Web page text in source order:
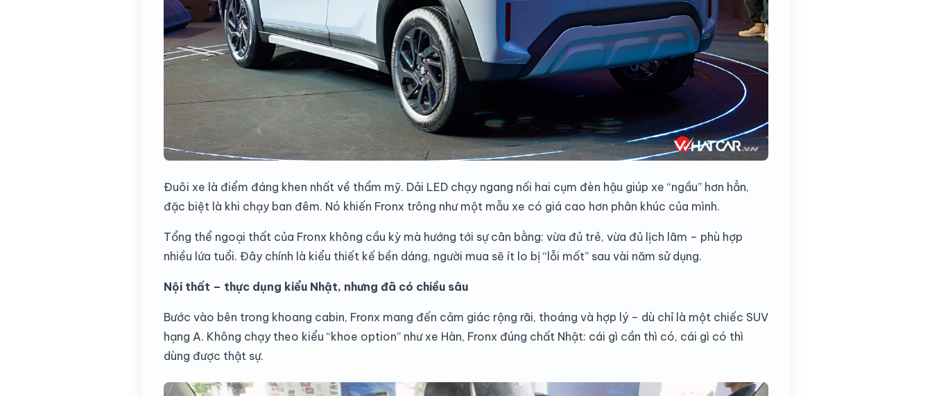
Đuôi xe là điểm đáng khen nhất về thẩm mỹ. Dải LED chạy ngang nối hai cụm đèn hậu giúp xe “ngầu” hơn hẳn,
đặc biệt là khi chạy ban đêm. Nó khiến Fronx trông như một mẫu xe có giá cao hơn phân khúc của mình.
Tổng thể ngoại thất của Fronx không cầu kỳ mà hướng tới sự cân bằng: vừa đủ trẻ, vừa đủ lịch lãm – phù hợp
nhiều lứa tuổi. Đây chính là kiểu thiết kế bền dáng, người mua sẽ ít lo bị “lỗi mốt” sau vài năm sử dụng.
Nội thất – thực dụng kiểu Nhật, nhưng đã có chiều sâu
Bước vào bên trong khoang cabin, Fronx mang đến cảm giác rộng rãi, thoáng và hợp lý – dù chỉ là một chiếc SUV
hạng A. Không chạy theo kiểu “khoe option” như xe Hàn, Fronx đúng chất Nhật: cái gì cần thì có, cái gì có thì
dùng được thật sự.